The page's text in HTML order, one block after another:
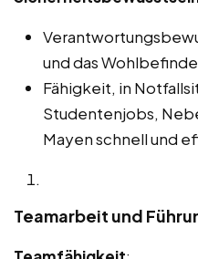
und das
Fähigkeit, in
Studentenjobs,
Mayen schnell und
Teamarbeit und